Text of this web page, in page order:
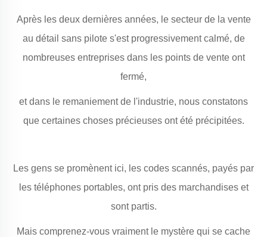
Après les deux dernières années, le secteur de la vente
au détail sans pilote s'est progressivement calmé, de
nombreuses entreprises dans les points de vente ont
fermé,
et dans le remaniement de l'industrie, nous constatons
que certaines choses précieuses ont été précipitées.
Les gens se promènent ici, les codes scannés, payés par
les téléphones portables, ont pris des marchandises et
sont partis.
Mais comprenez-vous vraiment le mystère qui se cache